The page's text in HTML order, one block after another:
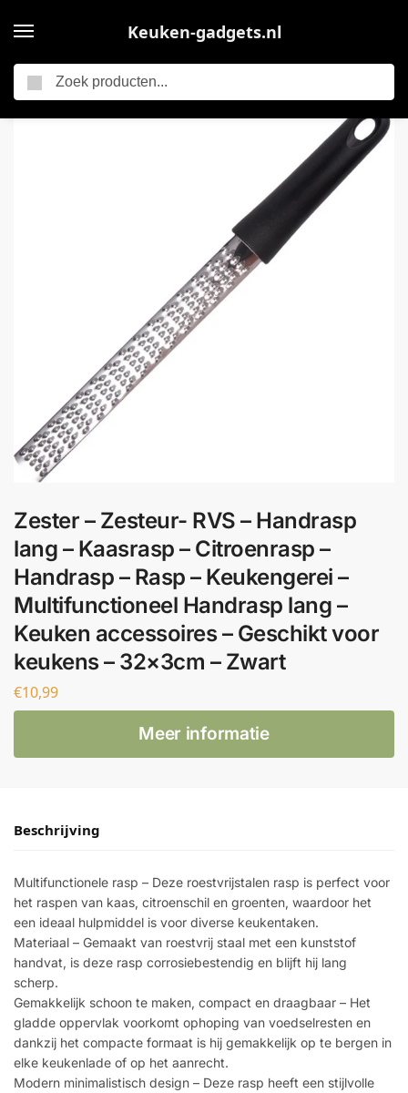
Keuken-gadgets.nl
Zester – Zesteur- RVS – Handrasp lang – Kaasrasp – Citroenrasp – Handrasp – Rasp – Keukengerei – Multifunctioneel Handrasp lang – Keuken accessoires – Geschikt voor keukens – 32×3cm – Zwart
Zester – Zesteur- RVS – Handrasp
lang – Kaasrasp – Citroenrasp –
Handrasp – Rasp – Keukengerei –
Multifunctioneel Handrasp lang –
Keuken accessoires – Geschikt voor
keukens – 32×3cm – Zwart
€10,99
Meer informatie
Beschrijving
Multifunctionele rasp – Deze roestvrijstalen rasp is perfect voor
het raspen van kaas, citroenschil en groenten, waardoor het
een ideaal hulpmiddel is voor diverse keukentaken.
Materiaal – Gemaakt van roestvrij staal met een kunststof
handvat, is deze rasp corrosiebestendig en blijft hij lang
scherp.
Gemakkelijk schoon te maken, compact en draagbaar – Het
gladde oppervlak voorkomt ophoping van voedselresten en
dankzij het compacte formaat is hij gemakkelijk op te bergen in
elke keukenlade of op het aanrecht.
Modern minimalistisch design – Deze rasp heeft een stijlvolle